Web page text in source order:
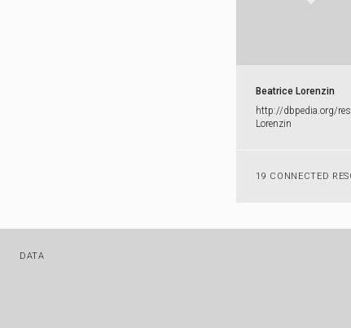
Beatrice Lorenzin
http:​/​/​dbpedia.​org/​
Lorenzin
19 CONNECTED
DATA